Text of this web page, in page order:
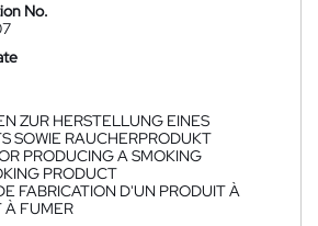
No.
ZUR HERSTELLUNG EINES
SOWIE RAUCHERPRODUKT
PRODUCING A SMOKING
PRODUCT
FABRICATION D'UN PRODUIT À
À FUMER